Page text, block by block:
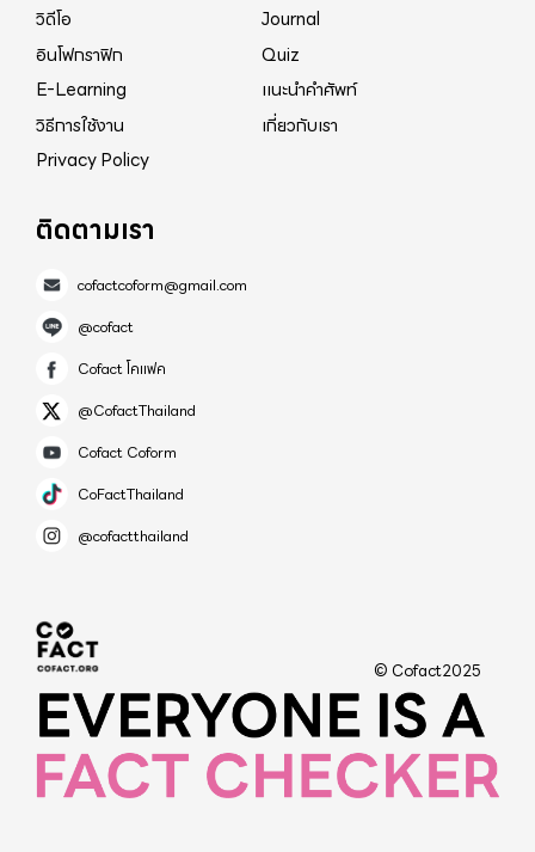
วิดีโอ
Journal
อินโฟกราฟิก
Quiz
E-Learning
แนะนำคำศัพท์
วิธีการใช้งาน
เกี่ยวกับเรา
Privacy Policy
ติดตามเรา
cofactcoform@gmail.com
@cofact
Cofact โคแฟค
@CofactThailand
Cofact Coform
CoFactThailand
@cofactthailand
© Cofact2025